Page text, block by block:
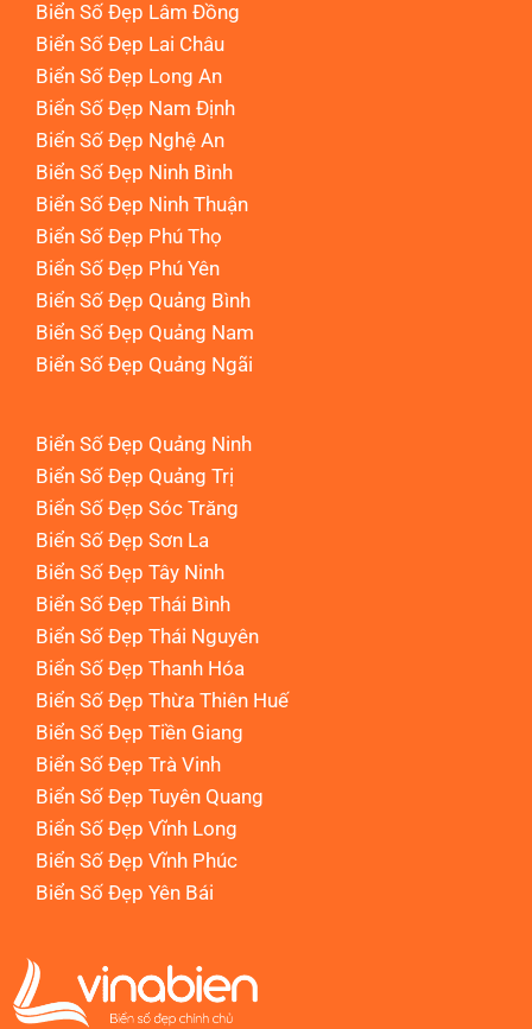
Biển Số Đẹp Lâm Đồng
Biển Số Đẹp Lai Châu
Biển Số Đẹp Long An
Biển Số Đẹp Nam Định
Biển Số Đẹp Nghệ An
Biển Số Đẹp Ninh Bình
Biển Số Đẹp Ninh Thuận
Biển Số Đẹp Phú Thọ
Biển Số Đẹp Phú Yên
Biển Số Đẹp Quảng Bình
Biển Số Đẹp Quảng Nam
Biển Số Đẹp Quảng Ngãi
Biển Số Đẹp Quảng Ninh
Biển Số Đẹp Quảng Trị
Biển Số Đẹp Sóc Trăng
Biển Số Đẹp Sơn La
Biển Số Đẹp Tây Ninh
Biển Số Đẹp Thái Bình
Biển Số Đẹp Thái Nguyên
Biển Số Đẹp Thanh Hóa
Biển Số Đẹp Thừa Thiên Huế
Biển Số Đẹp Tiền Giang
Biển Số Đẹp Trà Vinh
Biển Số Đẹp Tuyên Quang
Biển Số Đẹp Vĩnh Long
Biển Số Đẹp Vĩnh Phúc
Biển Số Đẹp Yên Bái